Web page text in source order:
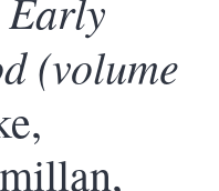
(volume